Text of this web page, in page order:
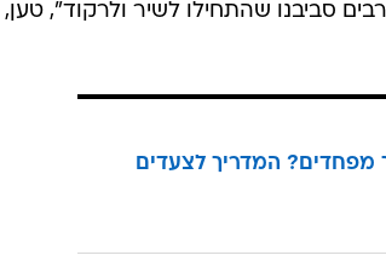
סביבנו שהתחילו לשיר ולרקוד", טען,
מפחדים? המדריך לצעדים